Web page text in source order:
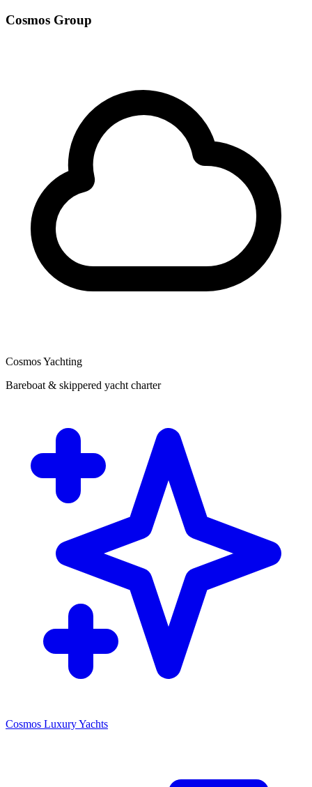
Cosmos Group
Cosmos Yachting
Bareboat & skippered yacht charter
Cosmos Luxury Yachts